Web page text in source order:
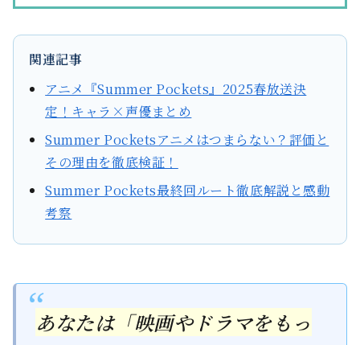
関連記事
アニメ『Summer Pockets』2025春放送決
定！キャラ×声優まとめ
Summer Pocketsアニメはつまらない？評価と
その理由を徹底検証！
Summer Pockets最終回ルート徹底解説と感動
考察
あなたは「映画やドラマをもっ